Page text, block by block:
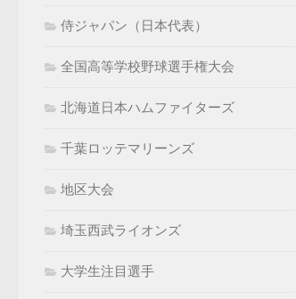
侍ジャパン（日本代表）
全国高等学校野球選手権大会
北海道日本ハムファイターズ
千葉ロッテマリーンズ
地区大会
埼玉西武ライオンズ
大学生注目選手